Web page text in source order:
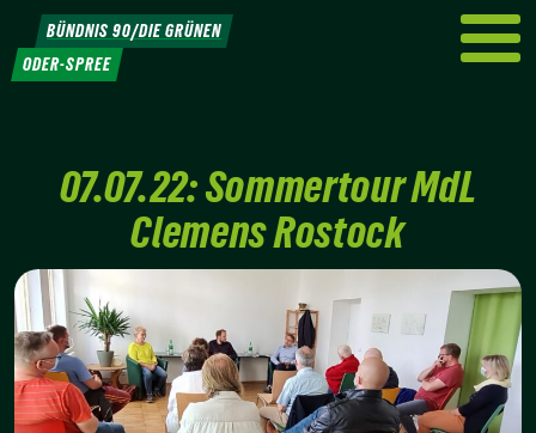
Weiter
zum
Inhalt
BÜNDNIS 90/DIE GRÜNEN
ODER-SPREE
07.07.22: Sommertour MdL
Clemens Rostock